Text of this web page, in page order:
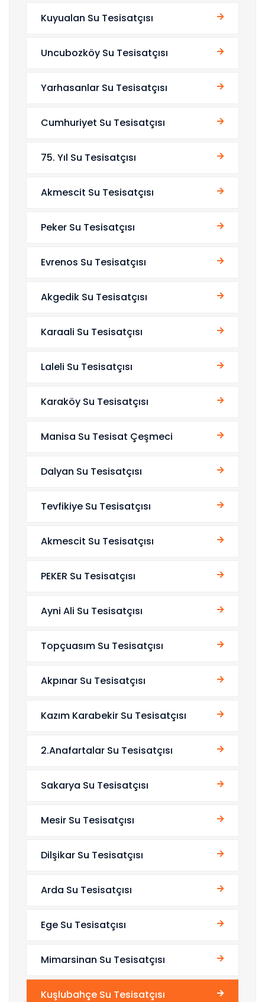
Kuyualan Su Tesisatçısı
Uncubozköy Su Tesisatçısı
Yarhasanlar Su Tesisatçısı
Cumhuriyet Su Tesisatçısı
75. Yıl Su Tesisatçısı
Akmescit Su Tesisatçısı
Peker Su Tesisatçısı
Evrenos Su Tesisatçısı
Akgedik Su Tesisatçısı
Karaali Su Tesisatçısı
Laleli Su Tesisatçısı
Karaköy Su Tesisatçısı
Manisa Su Tesisat Çeşmeci
Dalyan Su Tesisatçısı
Tevfikiye Su Tesisatçısı
Akmescit Su Tesisatçısı
PEKER Su Tesisatçısı
Ayni Ali Su Tesisatçısı
Topçuasım Su Tesisatçısı
Akpınar Su Tesisatçısı
Kazım Karabekir Su Tesisatçısı
2.Anafartalar Su Tesisatçısı
Sakarya Su Tesisatçısı
Mesir Su Tesisatçısı
Dilşikar Su Tesisatçısı
Arda Su Tesisatçısı
Ege Su Tesisatçısı
Mimarsinan Su Tesisatçısı
Kuşlubahçe Su Tesisatçısı